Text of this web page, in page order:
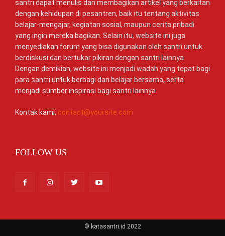
santri dapat menulis dan membagikan artikel yang berkaitan
dengan kehidupan di pesantren, baik itu tentang aktivitas
belajar-mengajar, kegiatan sosial, maupun cerita pribadi
yang ingin mereka bagikan. Selain itu, website ini juga
menyediakan forum yang bisa digunakan oleh santri untuk
berdiskusi dan bertukar pikiran dengan santri lainnya.
Dengan demikian, website ini menjadi wadah yang tepat bagi
para santri untuk berbagi dan belajar bersama, serta
menjadi sumber inspirasi bagi santri lainnya.
Kontak kami: contact@yoursite.com
FOLLOW US
© katasantri.id 2022